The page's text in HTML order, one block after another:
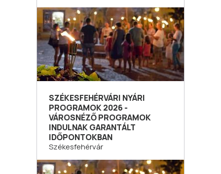
SZÉKESFEHÉRVÁRI NYÁRI
PROGRAMOK 2026 -
VÁROSNÉZŐ PROGRAMOK
INDULNAK GARANTÁLT
IDŐPONTOKBAN
Székesfehérvár